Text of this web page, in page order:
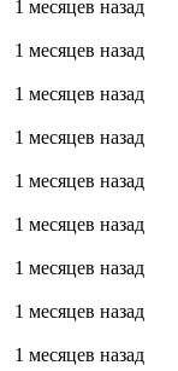
1 месяцев назад
1 месяцев назад
1 месяцев назад
1 месяцев назад
1 месяцев назад
1 месяцев назад
1 месяцев назад
1 месяцев назад
1 месяцев назад